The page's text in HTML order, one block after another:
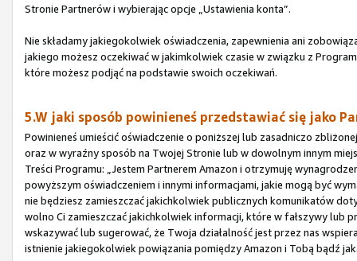
Stronie Partnerów i wybierając opcje „Ustawienia konta”.
Nie składamy jakiegokolwiek oświadczenia, zapewnienia ani
jakiego możesz oczekiwać w jakimkolwiek czasie w związku z
które możesz podjąć na podstawie swoich oczekiwań.
5.W jaki sposób powinieneś przedstawiać się jako
Powinieneś umieścić oświadczenie o poniższej lub zasadniczo
oraz w wyraźny sposób na Twojej Stronie lub w dowolnym innym
Treści Programu: „Jestem Partnerem Amazon i otrzymuję
powyższym oświadczeniem i innymi informacjami, jakie mogą być
nie będziesz zamieszczać jakichkolwiek publicznych komunikatów
wolno Ci zamieszczać jakichkolwiek informacji, które w fałszywy lub
wskazywać lub sugerować, że Twoja działalność jest przez nas
istnienie jakiegokolwiek powiązania pomiędzy Amazon i Tobą bądź